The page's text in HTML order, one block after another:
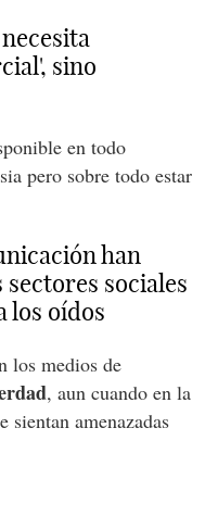
sino
en todo
pero sobre todo estar
han
sociales
los oídos
los medios de
, aun cuando en la
sientan amenazadas